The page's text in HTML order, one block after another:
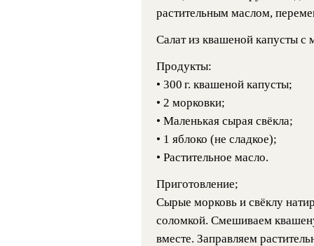
растительным маслом,
Салат из квашеной капусты с
Продукты:
• 300 г. квашеной капусты;
• 2 морковки;
• Маленькая сырая свёкла;
• 1 яблоко (не сладкое);
• Растительное масло.
Приготовление;
Сырые морковь и свёклу
соломкой. Смешиваем
вместе. Заправляем